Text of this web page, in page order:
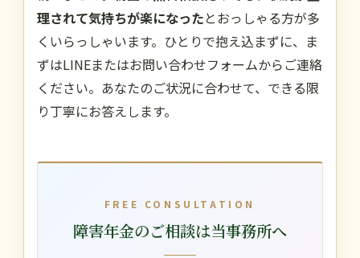
理されて気持ちが楽になったとおっしゃる方が多
くいらっしゃいます。ひとりで抱え込まずに、ま
ずはLINEまたはお問い合わせフォームからご連絡
ください。あなたのご状況に合わせて、できる限
り丁寧にお答えします。
FREE CONSULTATION
障害年金のご相談は当事務所へ